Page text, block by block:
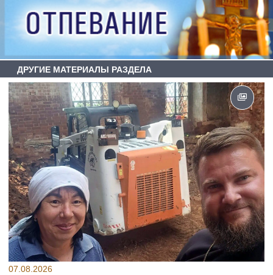
ДРУГИЕ МАТЕРИАЛЫ РАЗДЕЛА
07.08.2026